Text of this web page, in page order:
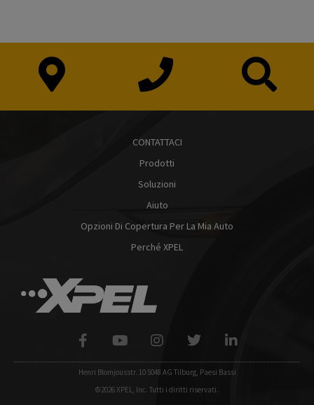
CONTATTACI
Prodotti
Soluzioni
Aiuto
Opzioni Di Copertura Per La Mia Auto
Perché XPEL
Henri Blomjousstr. 10 5048 AG Tilburg, Paesi Bassi
©2026 XPEL, Inc. Tutti i diritti riservati.